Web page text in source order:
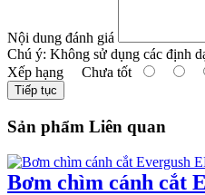
Nội dung đánh giá
Chú ý: Không sử dụng các định
Xếp hạng Chưa tốt
Tiếp tục
Sản phẩm Liên quan
Bơm chìm cánh cắt